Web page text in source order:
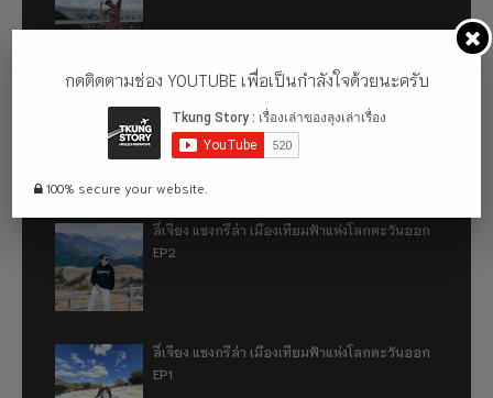
เที่ยวฮ่องกง จะหลงได้ยังไง EP1
ลี่เจียง แชงกรีล่า เมืองเทียมฟ้าแห่งโลกตะวันออก
EP2
ลี่เจียง แชงกรีล่า เมืองเทียมฟ้าแห่งโลกตะวันออก
EP1
กดติดตามช่อง YOUTUBE เพื่อเป็นกำลังใจด้วยนะครับ
100% secure your website.